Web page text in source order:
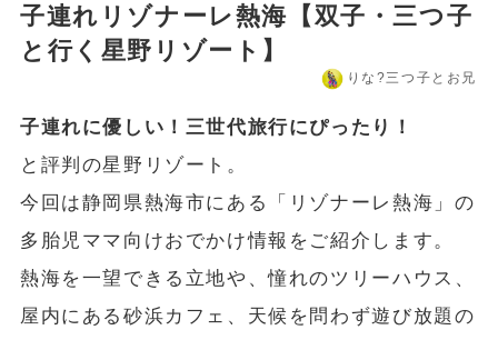
子連れリゾナーレ熱海【双子・三つ子
と行く星野リゾート】
りな?️三つ子とお兄
子連れに優しい！三世代旅行にぴったり！
と評判の星野リゾート。
今回は静岡県熱海市にある「リゾナーレ熱海」の
多胎児ママ向けおでかけ情報をご紹介します。
熱海を一望できる立地や、憧れのツリーハウス、
屋内にある砂浜カフェ、天候を問わず遊び放題の